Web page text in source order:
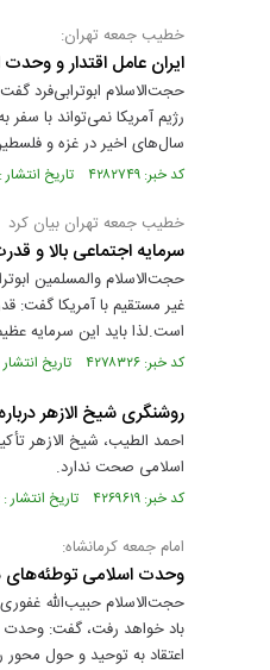
خطیب جمعه تهران:
ایران عامل اقتدار و
حجت‌الاسلام ابوترابی‌فرد
رژیم آمریکا نمی‌تواند با
سال‌های اخیر در غزه و
کد خبر: ۴۲۸۲۷۴۹ تاریخ انتشار : ۱۴۰۴/۰۲/۲۶
خطیب جمعه تهران بیان کرد
سرمایه اجتماعی بالا و
حجت‌الاسلام والمسلمین
غیر مستقیم با آمریکا گفت:
است.لذا باید این سرمایه
کد خبر: ۴۲۷۸۳۲۶ تاریخ انتشار : ۱۴۰۴/۰۲/۰۵
روشنگری شیخ الازهر
احمد الطیب، شیخ الازهر
اسلامی صحت ندارد.
کد خبر: ۴۲۶۹۶۱۹ تاریخ انتشار : ۱۴۰۳/۱۲/۱۴
امام جمعه کرمانشاه:
وحدت اسلامی
حجت‌الاسلام حبیب‌الله
باد خواهد رفت، گفت: وحدت
اعتقاد به توحید و حول